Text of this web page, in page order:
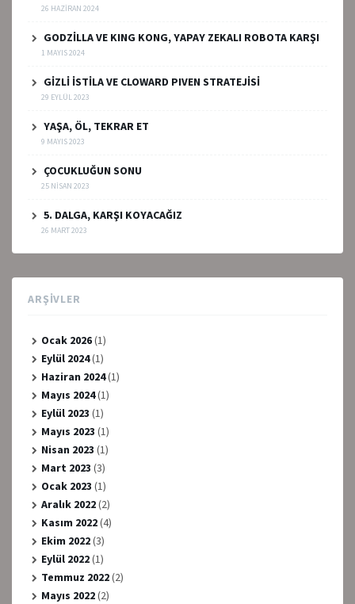
26 HAZIRAN 2024
GODZİLLA VE KING KONG, YAPAY ZEKALI ROBOTA KARŞI
1 MAYIS 2024
GİZLİ İSTİLA VE CLOWARD PIVEN STRATEJİSİ
29 EYLÜL 2023
YAŞA, ÖL, TEKRAR ET
9 MAYIS 2023
ÇOCUKLUĞUN SONU
25 NISAN 2023
5. DALGA, KARŞI KOYACAĞIZ
26 MART 2023
ARŞIVLER
Ocak 2026(1)
Eylül 2024(1)
Haziran 2024(1)
Mayıs 2024(1)
Eylül 2023 (1)
Mayıs 2023 (1)
Nisan 2023 (1)
Mart 2023 (3)
Ocak 2023 (1)
Aralık 2022(2)
Kasım 2022(4)
Ekim 2022(3)
Eylül 2022(1)
Temmuz 2022(2)
Mayıs 2022(2)